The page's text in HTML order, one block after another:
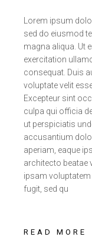
Lorem ipsum
sed do eiusmod
magna aliqua. Ut
exercitation
consequat. Duis
voluptate velit
Excepteur sint
culpa qui officia
ut perspiciatis
accusantium
aperiam, eaque
architecto beatae
ipsam
fugit, sed qu
READ MORE